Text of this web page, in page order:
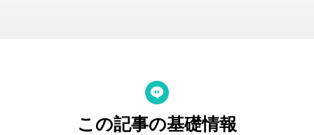
この記事の基礎情報